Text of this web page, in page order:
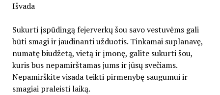
Išvada
Sukurti įspūdingą fejerverkų šou savo vestuvėms gali
būti smagi ir jaudinanti užduotis. Tinkamai suplanavę,
numatę biudžetą, vietą ir įmonę, galite sukurti šou,
kuris bus nepamirštamas jums ir jūsų svečiams.
Nepamirškite visada teikti pirmenybę saugumui ir
smagiai praleisti laiką.